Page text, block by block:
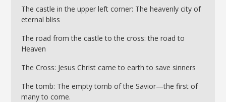
The castle in the upper left corner: The heavenly city of
eternal bliss
The road from the castle to the cross: the road to
Heaven
The Cross: Jesus Christ came to earth to save sinners
The tomb: The empty tomb of the Savior—the first of
many to come.